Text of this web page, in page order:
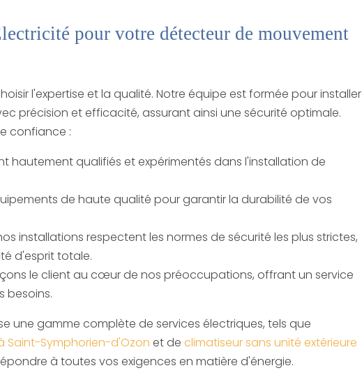
pour votre détecteur de mouvement
l'expertise et la qualité. Notre équipe est formée pour installer
précision et efficacité, assurant ainsi une sécurité optimale.
confiance :
hautement qualifiés et expérimentés dans l'installation de
de haute qualité pour garantir la durabilité de vos
installations respectent les normes de sécurité les plus strictes,
d'esprit totale.
le client au cœur de nos préoccupations, offrant un service
besoins.
une gamme complète de services électriques, tels que
Saint-Symphorien-d'Ozon et de climatiseur sans unité extérieure
à toutes vos exigences en matière d'énergie.